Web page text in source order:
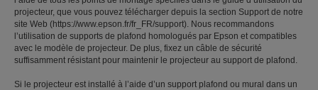
projecteur, que vous pouvez télécharger depuis la section Support de notre
site Web (https://www.epson.fr/fr_FR/support). Nous recommandons
l’utilisation de supports de plafond homologués par Epson et compatibles
avec le modèle de projecteur. De plus, fixez un câble de sécurité
suffisamment résistant pour maintenir le projecteur au support de plafond.
Si le projecteur est installé à l’aide d’un support plafond ou mural dans un